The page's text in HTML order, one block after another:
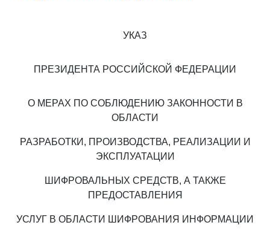
УКАЗ
ПРЕЗИДЕНТА РОССИЙСКОЙ ФЕДЕРАЦИИ
О МЕРАХ ПО СОБЛЮДЕНИЮ ЗАКОННОСТИ В
ОБЛАСТИ
РАЗРАБОТКИ, ПРОИЗВОДСТВА, РЕАЛИЗАЦИИ И
ЭКСПЛУАТАЦИИ
ШИФРОВАЛЬНЫХ СРЕДСТВ, А ТАКЖЕ
ПРЕДОСТАВЛЕНИЯ
УСЛУГ В ОБЛАСТИ ШИФРОВАНИЯ ИНФОРМАЦИИ